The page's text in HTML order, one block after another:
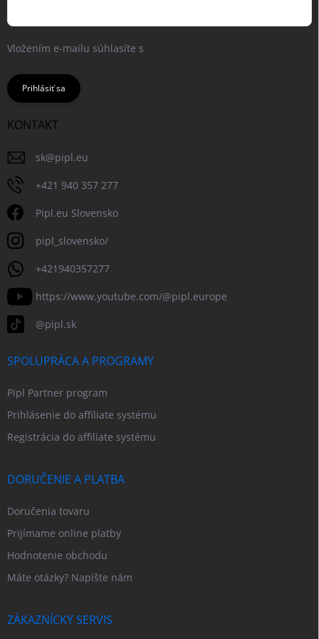
Vložením e-mailu súhlasíte s
Prihlásiť sa
KONTAKT
sk@pipl.eu
+421 940 357 277
Pipl.eu Slovensko
pipl_slovensko/
+421940357277
https://www.youtube.com/@pipl.europe
@pipl.sk
SPOLUPRÁCA A PROGRAMY
Pipl Partner program
Prihlásenie do affiliate systému
Registrácia do affiliate systému
DORUČENIE A PLATBA
Doručenia tovaru
Prijímame online platby
Hodnotenie obchodu
Máte otázky? Napíšte nám
ZÁKAZNÍCKY SERVIS